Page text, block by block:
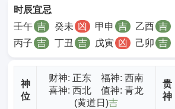
时辰宜忌
丙子 吉 丁丑 吉 戊寅 凶 己卯 吉
壬午 吉 癸未 凶 甲申 吉 乙酉 吉
神
位
财神: 正东 福神: 西南
喜神: 西北 值神: 青龙
(黄道日)吉
贵
神